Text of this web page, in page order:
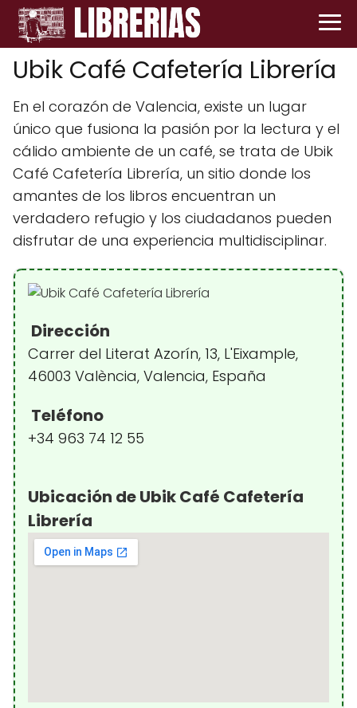
Ubik Café Cafetería Librería
En el corazón de Valencia, existe un lugar
único que fusiona la pasión por la lectura y el
cálido ambiente de un café, se trata de Ubik
Café Cafetería Librería, un sitio donde los
amantes de los libros encuentran un
verdadero refugio y los ciudadanos pueden
disfrutar de una experiencia multidisciplinar.
Dirección
Carrer del Literat Azorín, 13, L'Eixample,
46003 València, Valencia, España
Teléfono
+34 963 74 12 55
Ubicación de Ubik Café Cafetería
Librería